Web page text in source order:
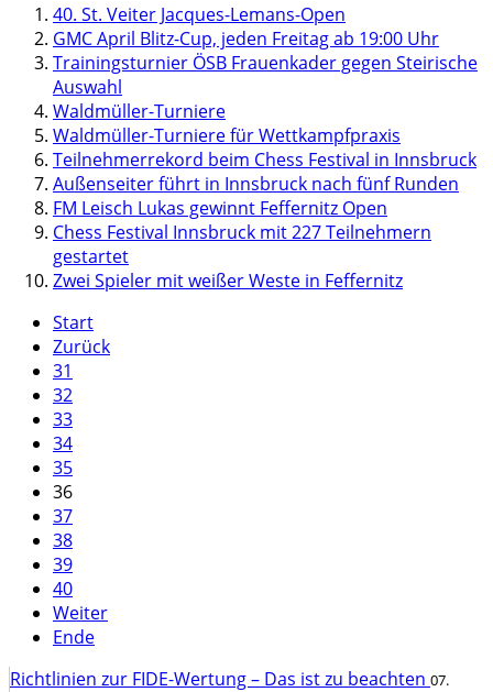
40. St. Veiter Jacques-Lemans-Open
GMC April Blitz-Cup, jeden Freitag ab 19:00 Uhr
Trainingsturnier ÖSB Frauenkader gegen Steirische
Auswahl
Waldmüller-Turniere
Waldmüller-Turniere für Wettkampfpraxis
Teilnehmerrekord beim Chess Festival in Innsbruck
Außenseiter führt in Innsbruck nach fünf Runden
FM Leisch Lukas gewinnt Feffernitz Open
Chess Festival Innsbruck mit 227 Teilnehmern
gestartet
Zwei Spieler mit weißer Weste in Feffernitz
Start
Zurück
31
32
33
34
35
36
37
38
39
40
Weiter
Ende
Richtlinien zur FIDE-Wertung – Das ist zu beachten 07.